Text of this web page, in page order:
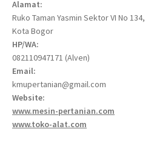
Alamat:
Ruko Taman Yasmin Sektor VI No 134,
Kota Bogor
HP/WA:
082110947171 (Alven)
Email:
kmupertanian@gmail.com
Website:
www.mesin-pertanian.com
www.toko-alat.com